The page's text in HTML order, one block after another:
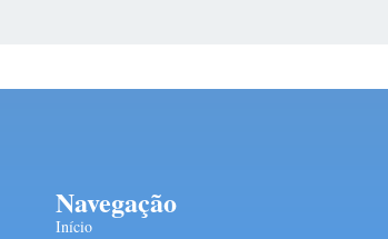
Navegação
Início